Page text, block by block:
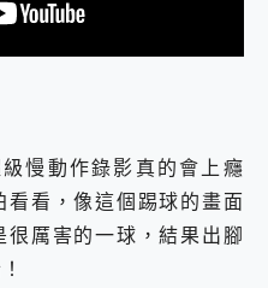
慢動作錄影真的會上癮
看，像這個踢球的畫面
厲害的一球，結果出腳